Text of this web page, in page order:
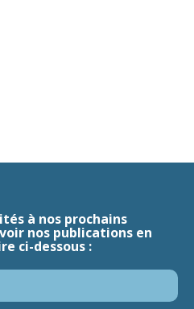
à nos prochains
nos publications en
ci-dessous :